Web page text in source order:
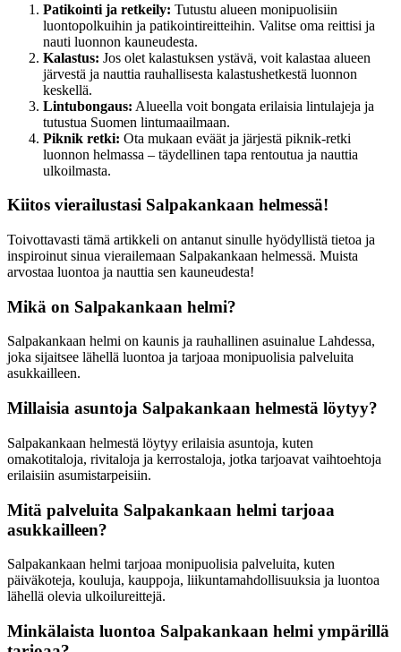
Patikointi ja retkeily: Tutustu alueen monipuolisiin
luontopolkuihin ja patikointireitteihin. Valitse oma reittisi ja
nauti luonnon kauneudesta.
Kalastus: Jos olet kalastuksen ystävä, voit kalastaa alueen
järvestä ja nauttia rauhallisesta kalastushetkestä luonnon
keskellä.
Lintubongaus: Alueella voit bongata erilaisia lintulajeja ja
tutustua Suomen lintumaailmaan.
Piknik retki: Ota mukaan eväät ja järjestä piknik-retki
luonnon helmassa – täydellinen tapa rentoutua ja nauttia
ulkoilmasta.
Kiitos vierailustasi Salpakankaan helmessä!
Toivottavasti tämä artikkeli on antanut sinulle hyödyllistä tietoa ja
inspiroinut sinua vierailemaan Salpakankaan helmessä. Muista
arvostaa luontoa ja nauttia sen kauneudesta!
Mikä on Salpakankaan helmi?
Salpakankaan helmi on kaunis ja rauhallinen asuinalue Lahdessa,
joka sijaitsee lähellä luontoa ja tarjoaa monipuolisia palveluita
asukkailleen.
Millaisia asuntoja Salpakankaan helmestä löytyy?
Salpakankaan helmestä löytyy erilaisia asuntoja, kuten
omakotitaloja, rivitaloja ja kerrostaloja, jotka tarjoavat vaihtoehtoja
erilaisiin asumistarpeisiin.
Mitä palveluita Salpakankaan helmi tarjoaa
asukkailleen?
Salpakankaan helmi tarjoaa monipuolisia palveluita, kuten
päiväkoteja, kouluja, kauppoja, liikuntamahdollisuuksia ja luontoa
lähellä olevia ulkoilureittejä.
Minkälaista luontoa Salpakankaan helmi ympärillä